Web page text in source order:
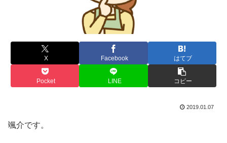
X Facebook はてブ
Pocket LINE コピー
2019.01.07
颯介です。